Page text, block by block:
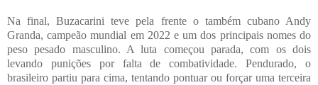
Na final, Buzacarini teve pela frente o também cubano Andy
Granda, campeão mundial em 2022 e um dos principais nomes do
peso pesado masculino. A luta começou parada, com os dois
levando punições por falta de combatividade. Pendurado, o
brasileiro partiu para cima, tentando pontuar ou forçar uma terceira